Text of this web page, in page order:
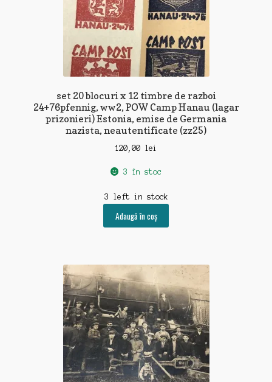
set 20 blocuri x 12 timbre de razboi
24+76pfennig, ww2, POW Camp Hanau (lagar
prizonieri) Estonia, emise de Germania
nazista, neautentificate (zz25)
120,00 lei
3 în stoc
3 left in stock
Adaugă în coș